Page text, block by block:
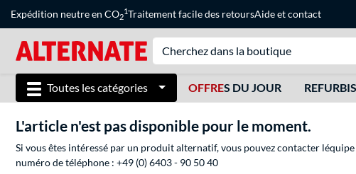
Expédition neutre en CO2
1Traitement facile des retoursAideetcontact
Toutes les catégories OFFRES DU JOUR
L'article n'est pas disponible pour le moment.
Si vous êtes intéressé par un produit alternatif, vous pouvez contacter
numéro de téléphone : +49 (0) 6403 - 90 50 40